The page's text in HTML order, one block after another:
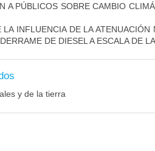
A PÚBLICOS SOBRE CAMBIO
LA INFLUENCIA DE LA
DE DIESEL A ESCALA DE
y de la tierra